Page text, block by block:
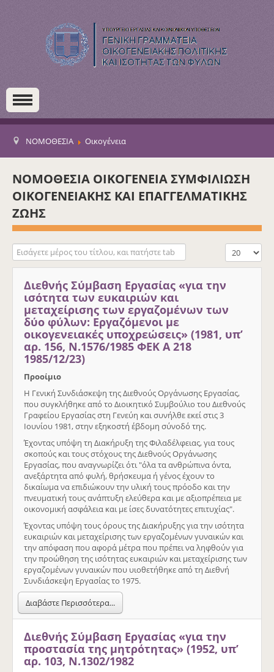
ΝΟΜΟΘΕΣΙΑ Οικογένεια
ΝΟΜΟΘΕΣΙΑ ΟΙΚΟΓΕΝΕΙΑ ΣΥΜΦΙΛΙΩΣΗ
ΟΙΚΟΓΕΝΕΙΑΚΗΣ ΚΑΙ ΕΠΑΓΓΕΛΜΑΤΙΚΗΣ
ΖΩΗΣ
Εισάγετε μέρος του τίτλου, και πατήστε tab Εμφάνιση #
Διεθνής Σύμβαση Εργασίας «για την
ισότητα των ευκαιριών και
μεταχείρισης των εργαζομένων των
δύο φύλων: Εργαζόμενοι με
οικογενειακές υποχρεώσεις» (1981, υπ’
αρ. 156, Ν.1576/1985 ΦΕΚ Α 218
1985/12/23)
Προοίμιο
Η Γενική Συνδιάσκεψη της Διεθνούς Οργάνωσης Εργασίας,
που συγκλήθηκε από το Διοικητικό Συμβούλιο του Διεθνούς
Γραφείου Εργασίας στη Γενεύη και συνήλθε εκεί στις 3
Ιουνίου 1981, στην εξηκοστή έβδομη σύνοδό της.
Έχοντας υπόψη τη Διακήρυξη της Φιλαδέλφειας, για τους
σκοπούς και τους στόχους της Διεθνούς Οργάνωσης
Εργασίας, που αναγνωρίζει ότι "όλα τα ανθρώπινα όντα,
ανεξάρτητα από φυλή, θρήσκευμα ή γένος έχουν το
δικαίωμα να επιδιώκουν την υλική τους πρόοδο και την
πνευματική τους ανάπτυξη ελεύθερα και με αξιοπρέπεια με
οικονομική ασφάλεια και με ίσες δυνατότητες επιτυχίας".
Έχοντας υπόψη τους όρους της Διακήρυξης για την ισότητα
ευκαιριών και μεταχείρισης των εργαζομένων γυναικών και
την απόφαση που αφορά μέτρα που πρέπει να ληφθούν για
την προώθηση της ισότητας ευκαιριών και μεταχείρισης των
εργαζομένων γυναικών που υιοθετήθηκε από τη Διεθνή
Συνδιάσκεψη Εργασίας το 1975.
Διαβάστε Περισσότερα...
Διεθνής Σύμβαση Εργασίας «για την
προστασία της μητρότητας» (1952, υπ’
αρ. 103, Ν.1302/1982